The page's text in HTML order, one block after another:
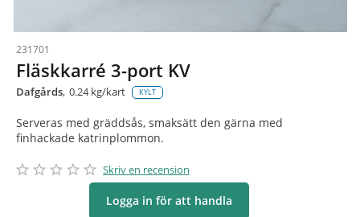
231701
Fläskkarré 3-port KV
Dafgårds 0.24 kg/kart KYLT
Serveras med gräddsås, smaksätt den gärna med
finhackade katrinplommon.
star_border star_border star_border star_border star_border
star star star star star Skriv en recension
Logga in för att handla